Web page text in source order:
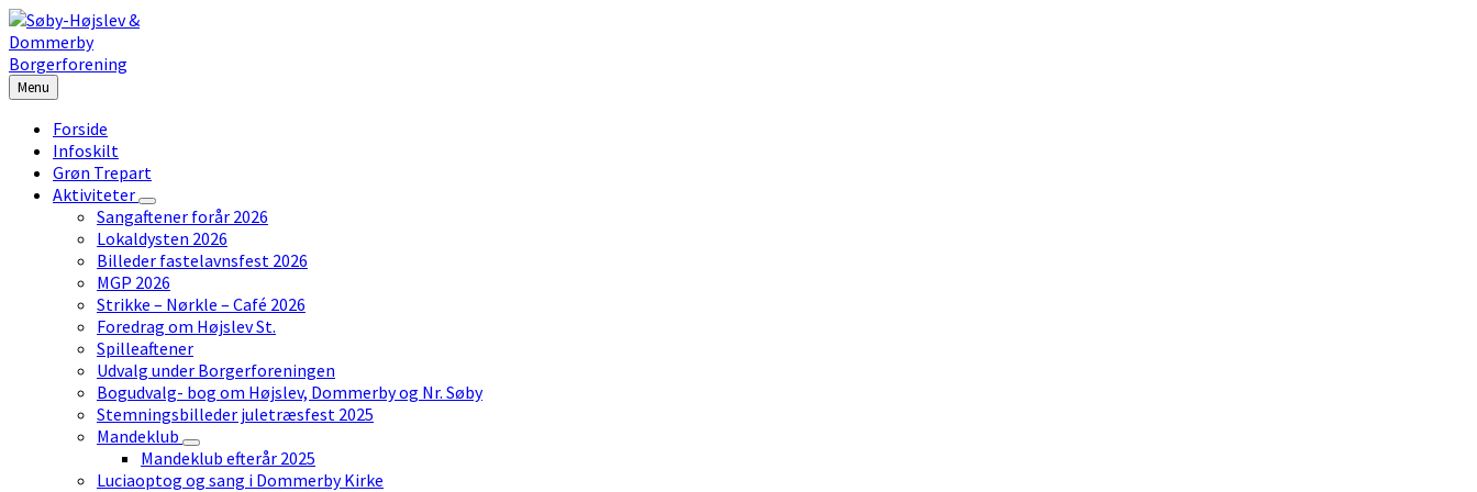
Skip
to
content
Skip
to
left
sidebar
Skip
to
footer
Menu
Forside
Infoskilt
Grøn Trepart
Aktiviteter
Sangaftener forår 2026
Lokaldysten 2026
Billeder fastelavnsfest 2026
MGP 2026
Strikke – Nørkle – Café 2026
Foredrag om Højslev St.
Spilleaftener
Udvalg under Borgerforeningen
Bogudvalg- bog om Højslev, Dommerby og Nr. Søby
Stemningsbilleder juletræsfest 2025
Mandeklub
Mandeklub efterår 2025
Luciaoptog og sang i Dommerby Kirke